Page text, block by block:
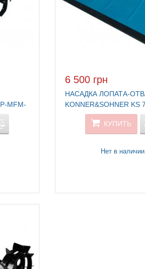
MFM-
6 500 грн
НАСАДКА ЛОПАТА-
KONNER&SOHNER KS
КУПИТЬ
Нет в наличии